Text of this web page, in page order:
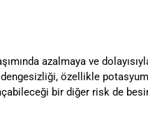
azalmaya ve
özellikle
bir diğer risk de